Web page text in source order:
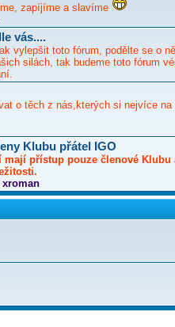
zapíjíme a slavíme
vás....
vylepšit toto fórum, podělte se o
silách, tak budeme toto fórum
o těch z nás,kterých si nejvíce na
Klubu přátel IGO
mají přístup pouze členové Klubu
xroman